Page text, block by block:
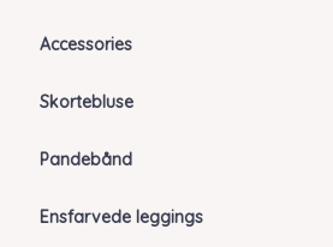
Accessories
Skortebluse
Pandebånd
Ensfarvede leggings